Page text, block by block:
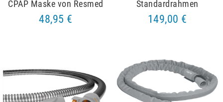
CPAP Maske von Resmed
48,95 €
Standardrahmen
149,00 €